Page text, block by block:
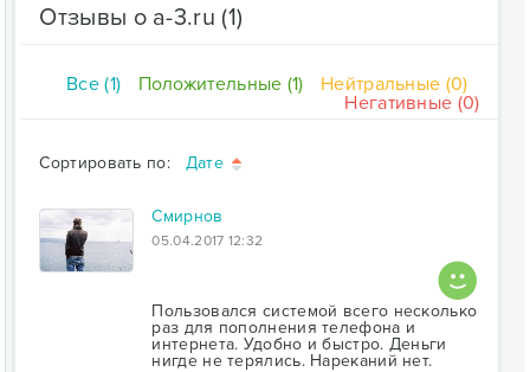
Отзывы о a-3.ru (1)
Все (1) Положительные (1)
Нейтральные (0)
Негативные (0)
Сортировать по: Дате
Смирнов
05.04.2017 12:32
Пользовался системой всего несколько
раз для пополнения телефона и
интернета. Удобно и быстро. Деньги
нигде не терялись. Нареканий нет.